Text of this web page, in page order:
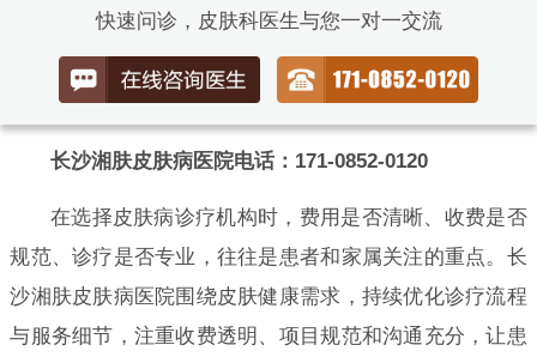
快速问诊，皮肤科医生与您一对一交流
长沙湘肤皮肤病医院电话：171-0852-0120
在选择皮肤病诊疗机构时，费用是否清晰、收费是否
规范、诊疗是否专业，往往是患者和家属关注的重点。长
沙湘肤皮肤病医院围绕皮肤健康需求，持续优化诊疗流程
与服务细节，注重收费透明、项目规范和沟通充分，让患